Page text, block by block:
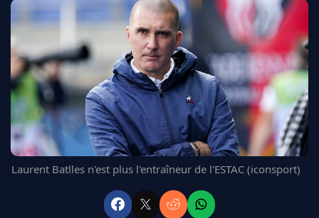
CDM 2026
EDF
LIGUE 1
REAL MADRID
FC BARCELONE
MANCHESTER UNITED
CHELSEA
ARSENAL
BAYERN
Laurent Batlles n'est plus l'entraîneur de l'ESTAC (iconsport)